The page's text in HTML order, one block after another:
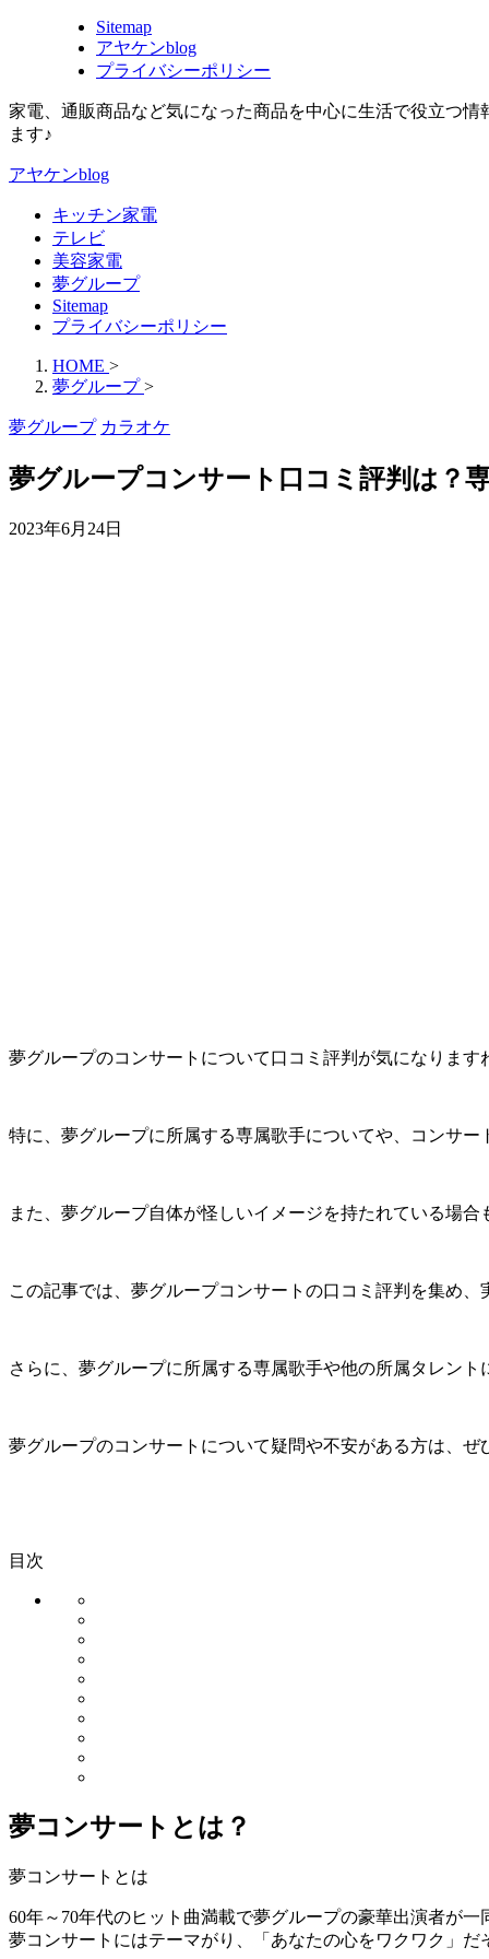
Sitemap
アヤケンblog
プライバシーポリシー
家電、通販商品など気になった商品を中心に生活で役立つ
ます♪
アヤケンblog
キッチン家電
テレビ
美容家電
夢グループ
Sitemap
プライバシーポリシー
HOME >
夢グループ >
夢グループ カラオケ
夢グループコンサート口コミ評判は？
2023年6月24日
夢グループのコンサートについて口コミ評判が気になります
特に、夢グループに所属する専属歌手についてや、コンサ
この記事では、夢グループコンサートの口コミ評判を集め
さらに、夢グループに所属する専属歌手や他の所属タレン
夢グループのコンサートについて疑問や不安がある方は、